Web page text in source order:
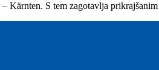
S tem zagotavlja